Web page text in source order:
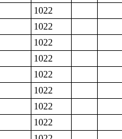
1022
1022
1022
1022
1022
1022
1022
1022